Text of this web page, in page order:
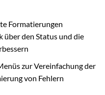
Formatierungen
über den Status und die
zur Vereinfachung der
von Fehlern